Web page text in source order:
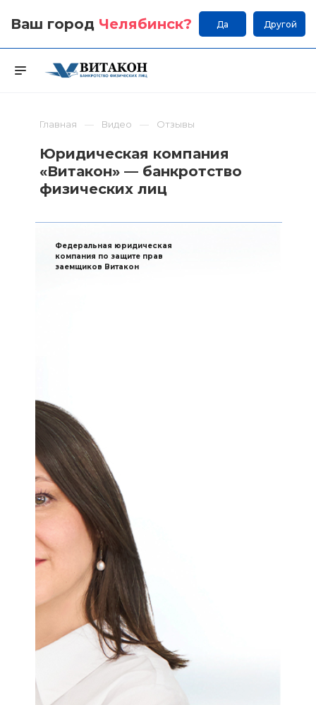
Ваш город Челябинск? Да Другой
Главная Видео Отзывы
Юридическая компания
«Витакон» — банкротство
физических лиц
Федеральная юридическая
компания по защите прав
заемщиков Витакон